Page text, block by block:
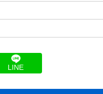
LINE